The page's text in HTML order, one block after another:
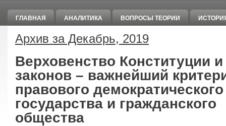
ГЛАВНАЯ АНАЛИТИКА ВОПРОСЫ ТЕОРИИ
Архив за Декабрь, 2019
Верховенство Конституции и
законов – важнейший
правового демократического
государства и гражданского
общества